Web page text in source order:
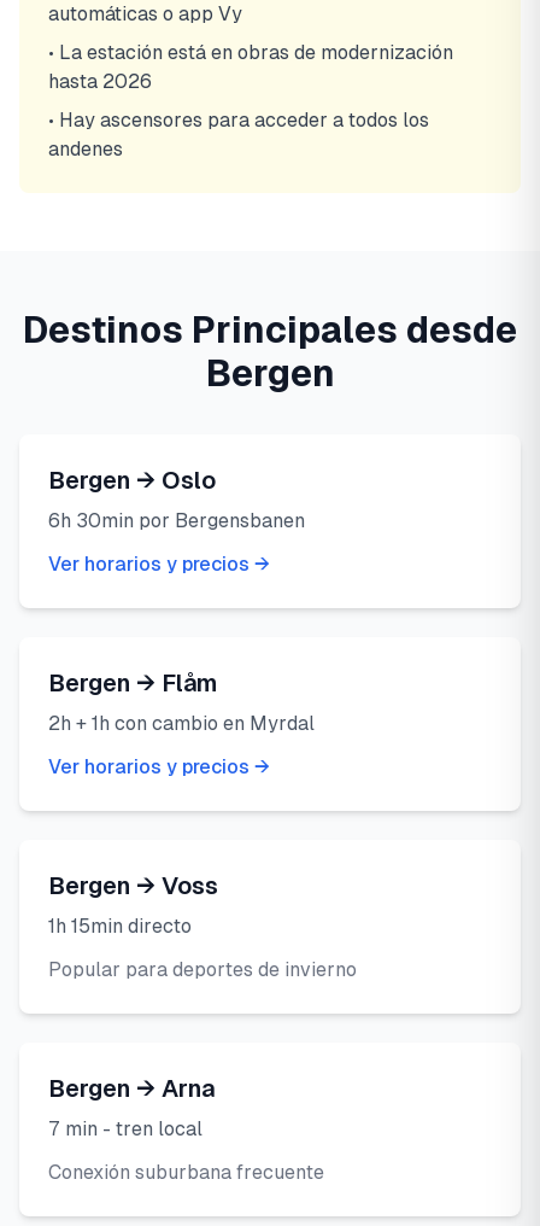
automáticas o app Vy
• La estación está en obras de modernización
hasta 2026
• Hay ascensores para acceder a todos los
andenes
Destinos Principales desde
Bergen
Bergen → Oslo
6h 30min por Bergensbanen
Ver horarios y precios →
Bergen → Flåm
2h + 1h con cambio en Myrdal
Ver horarios y precios →
Bergen → Voss
1h 15min directo
Popular para deportes de invierno
Bergen → Arna
7 min - tren local
Conexión suburbana frecuente